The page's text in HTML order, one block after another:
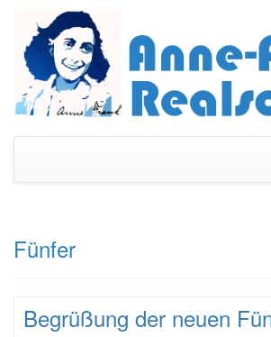
Fünfer
Begrüßung der neuen